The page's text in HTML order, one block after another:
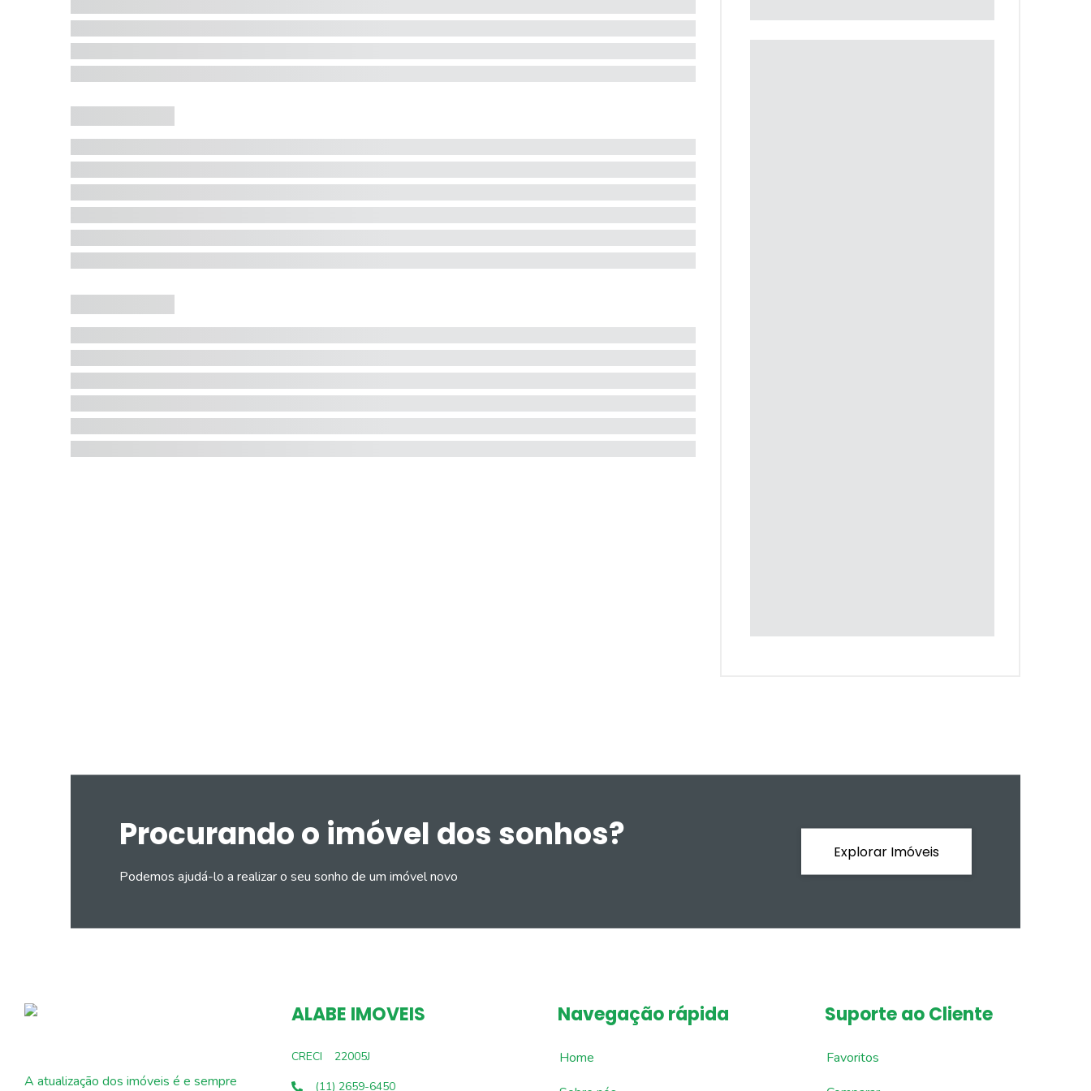
Procurando o imóvel dos sonhos?
Podemos ajudá-lo a realizar o seu sonho de um imóvel novo
Explorar Imóveis
A atualização dos imóveis é e sempre
ALABE IMOVEIS
CRECI
22005J
(11) 2659-6450
Navegação rápida
Home
Suporte ao Cliente
Favoritos